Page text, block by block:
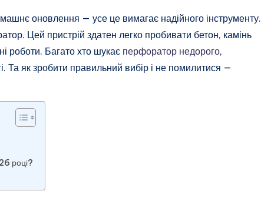
оновлення — усе це вимагає надійного інструменту.
Цей пристрій здатен легко пробивати бетон, камінь
роботи. Багато хто шукає перфоратор недорого,
Та як зробити правильний вибір і не помилитися —
році?